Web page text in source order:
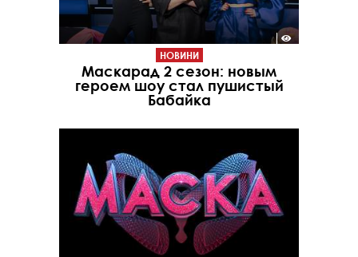
НОВИНИ
Маскарад 2 сезон: новым
героем шоу стал пушистый
Бабайка